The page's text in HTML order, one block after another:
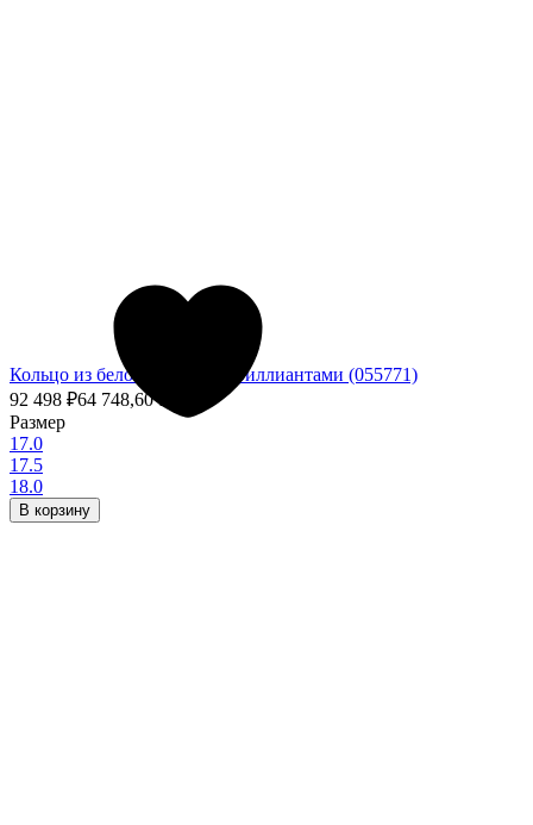
Кольцо из белого золота с бриллиантами (055771)
92 498 ₽64 748,60₽
Размер
17.0
17.5
18.0
В корзину